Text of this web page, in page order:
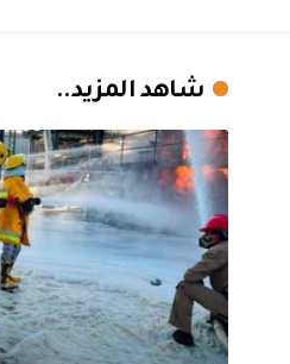
شاهد المزيد..